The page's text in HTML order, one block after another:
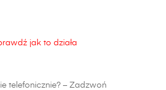
jak to działa
telefonicznie? – Zadzwoń